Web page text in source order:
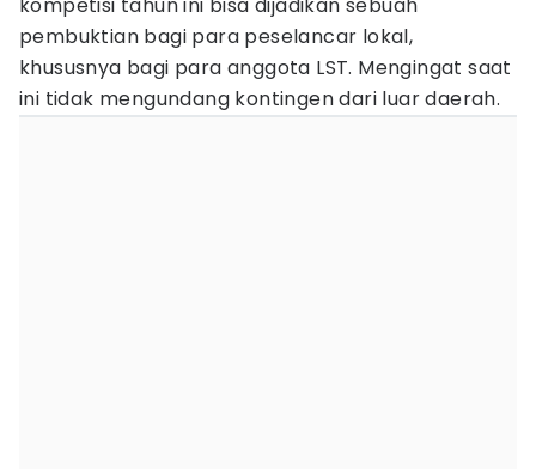
pembuktian bagi para peselancar lokal,
khususnya bagi para anggota LST. Mengingat saat
ini tidak mengundang kontingen dari luar daerah.